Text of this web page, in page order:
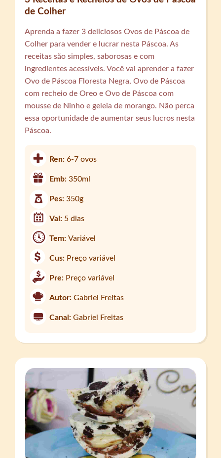
de Colher
Aprenda a fazer 3 deliciosos Ovos de Páscoa de
Colher para vender e lucrar nesta Páscoa. As
receitas são simples, saborosas e com
ingredientes acessíveis. Você vai aprender a fazer
Ovo de Páscoa Floresta Negra, Ovo de Páscoa
com recheio de Oreo e Ovo de Páscoa com
mousse de Ninho e geleia de morango. Não perca
essa oportunidade de aumentar seus lucros nesta
Páscoa.
Ren:6-7 ovos
Emb:350ml
Pes:350g
Val: 5 dias
Tem:Variável
Cus: Preço variável
Pre: Preço variável
Autor: Gabriel Freitas
Canal: Gabriel Freitas